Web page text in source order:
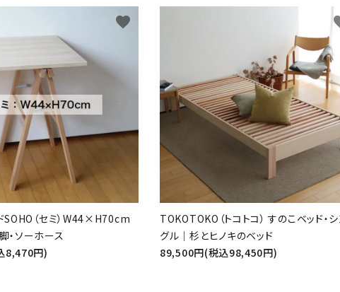
SOHO（セミ）W44×H70cm
・ソーホース
8,470円)
favorite
TOKOTOKO（トコトコ） すのこベッド・
グル｜杉とヒノキのベッド
89,500円(税込98,450円)